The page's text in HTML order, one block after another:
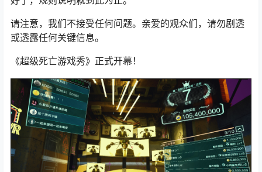
请注意，我们不接受任何问题。亲爱的观众们，请勿剧透
或透露任何关键信息。
《超级死亡游戏秀》正式开幕！